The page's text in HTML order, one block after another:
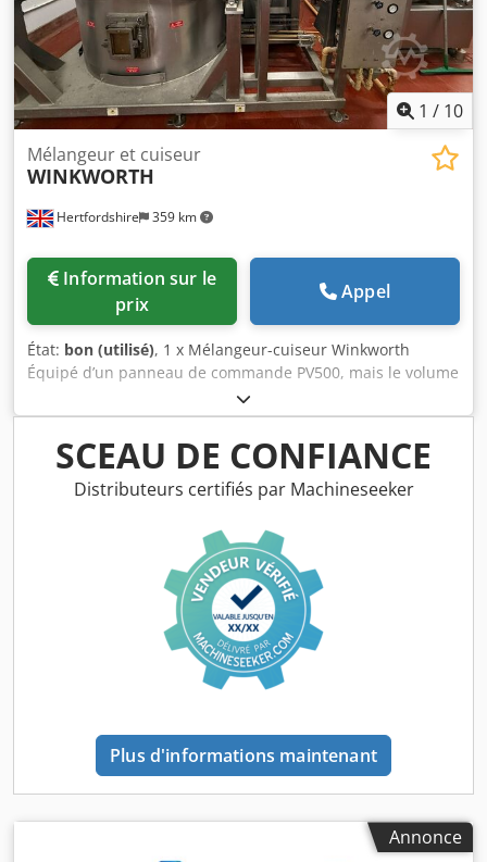
1 / 10
Hertfordshire 359 km
Mélangeur et cuiseur
WINKWORTH
prix
Appel
État: bon (utilisé), 1 x Mélangeur-cuiseur Winkworth
Équipé d’un panneau de commande PV500, mais le volume
de la cuve principale est plus important, soit 900 litres
(contre 500 litres en configuration standard). Température
minimale : -50 °C, température maximale : 185 °C. Le
produit est déchargé à l’aide d’un système de levage et
d’inclinaison. Chodozh Eypjpfx Anioa Cuve à double
SCEAU DE CONFIANCE
Distributeurs certifiés par Machineseeker
Plus d'informations maintenant
Annonce